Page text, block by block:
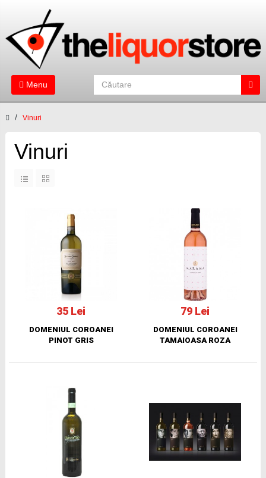
Menu
Vinuri
Vinuri
35 Lei
DOMENIUL COROANEI
PINOT GRIS
79 Lei
DOMENIUL COROANEI
TAMAIOASA ROZA